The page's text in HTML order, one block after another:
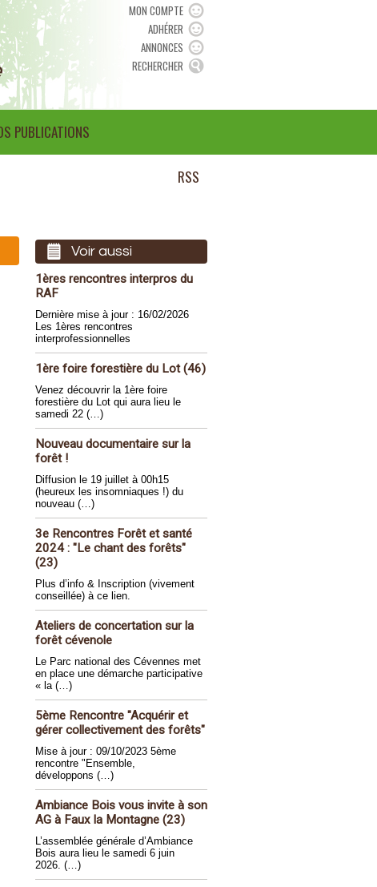
MON COMPTE
ADHÉRER
ANNONCES
RECHERCHER
PUBLICATIONS
RSS
Voir aussi
1ères rencontres interpros du
RAF
Dernière mise à jour : 16/02/2026
Les 1ères rencontres
interprofessionnelles
1ère foire forestière du Lot (46)
Venez découvrir la 1ère foire
forestière du Lot qui aura lieu le
samedi 22 (…)
Nouveau documentaire sur la
forêt !
Diffusion le 19 juillet à 00h15
(heureux les insomniaques !) du
nouveau (…)
3e Rencontres Forêt et santé
2024 : "Le chant des forêts"
(23)
Plus d’info & Inscription (vivement
conseillée) à ce lien.
Ateliers de concertation sur la
forêt cévenole
Le Parc national des Cévennes met
en place une démarche participative
« la (…)
5ème Rencontre "Acquérir et
gérer collectivement des forêts"
Mise à jour : 09/10/2023 5ème
rencontre "Ensemble,
développons (…)
Ambiance Bois vous invite à son
AG à Faux la Montagne (23)
L’assemblée générale d’Ambiance
Bois aura lieu le samedi 6 juin
2026. (…)